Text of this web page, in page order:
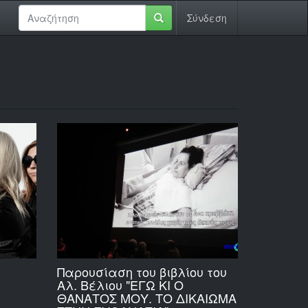
Σύνδεση
Παρουσίαση του βιβλίου του
Αλ. Βέλιου "ΕΓΩ ΚΙ Ο
ΘΑΝΑΤΟΣ ΜΟΥ. ΤΟ ΔΙΚΑΙΩΜΑ